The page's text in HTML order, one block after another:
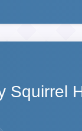
Squirrel